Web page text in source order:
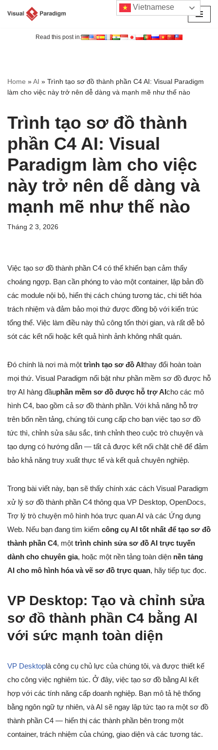
Read this post in:
Home »AI » Trình tạo sơ đồ thành phần C4 AI: Visual Paradigm
làm cho việc này trở nên dễ dàng và mạnh mẽ như thế nào
Trình tạo sơ đồ thành
phần C4 AI: Visual
Paradigm làm cho việc
này trở nên dễ dàng và
mạnh mẽ như thế nào
Tháng 2 3, 2026
Việc tạo sơ đồ thành phần C4 có thể khiến bạn cảm thấy
choáng ngợp. Bạn cần phóng to vào một container, lập bản đồ
các module nội bộ, hiển thị cách chúng tương tác, chi tiết hóa
trách nhiệm và đảm bảo mọi thứ được đồng bộ với kiến trúc
tổng thể. Việc làm điều này thủ công tốn thời gian, và rất dễ bỏ
sót các kết nối hoặc kết quả hình ảnh không nhất quán.
Đó chính là nơi mà một trình tạo sơ đồ AIthay đổi hoàn toàn
mọi thứ. Visual Paradigm nổi bật như phần mềm sơ đồ được hỗ
trợ AI hàng đầuphần mềm sơ đồ được hỗ trợ AIcho các mô
hình C4, bao gồm cả sơ đồ thành phần. Với khả năng hỗ trợ
trên bốn nền tảng, chúng tôi cung cấp cho bạn việc tạo sơ đồ
tức thì, chỉnh sửa sâu sắc, tinh chỉnh theo cuộc trò chuyện và
tạo dựng có hướng dẫn — tất cả được kết nối chặt chẽ để đảm
bảo khả năng truy xuất thực tế và kết quả chuyên nghiệp.
Trong bài viết này, bạn sẽ thấy chính xác cách Visual Paradigm
xử lý sơ đồ thành phần C4 thông qua VP Desktop, OpenDocs,
Trợ lý trò chuyện mô hình hóa trực quan AI và các Ứng dụng
Web. Nếu bạn đang tìm kiếm công cụ AI tốt nhất để tạo sơ đồ
thành phần C4, một trình chỉnh sửa sơ đồ AI trực tuyến
dành cho chuyên gia, hoặc một nền tảng toàn diện nền tảng
AI cho mô hình hóa và vẽ sơ đồ trực quan, hãy tiếp tục đọc.
VP Desktop: Tạo và chỉnh sửa
sơ đồ thành phần C4 bằng AI
với sức mạnh toàn diện
VP Desktoplà công cụ chủ lực của chúng tôi, và được thiết kế
cho công việc nghiêm túc. Ở đây, việc tạo sơ đồ bằng AI kết
hợp với các tính năng cấp doanh nghiệp. Bạn mô tả hệ thống
bằng ngôn ngữ tự nhiên, và AI sẽ ngay lập tức tạo ra một sơ đồ
thành phần C4 — hiển thị các thành phần bên trong một
container, trách nhiệm của chúng, giao diện và các tương tác.
Vietnamese